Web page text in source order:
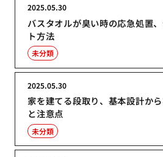
バスタオルが臭い時の応急処置
ト方法
2025.05.30
未分類
家を建てる段取り、基本設計か
と注意点
2025.05.30
未分類